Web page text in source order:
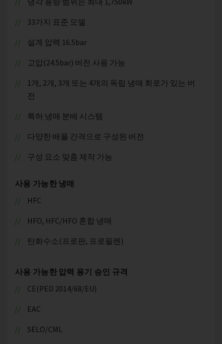
33가지 표준 모델
설계 압력 16.5bar
고압(24.5bar) 버전 사용 가능
1개, 2개, 3개 또는 4개의 독립 냉매 회로가 있는 버
전
특허 냉매 분배 시스템
다양한 배플 간격으로 구성된 버전
구성 요소 맞춤 제작 가능
사용 가능한 냉매
HFC
HFO, HFC/HFO 혼합 냉매
탄화수소(프로판, 프로필렌)
사용 가능한 압력 용기 승인 규격
CE(PED 2014/68/EU)
EAC
SELO/CML